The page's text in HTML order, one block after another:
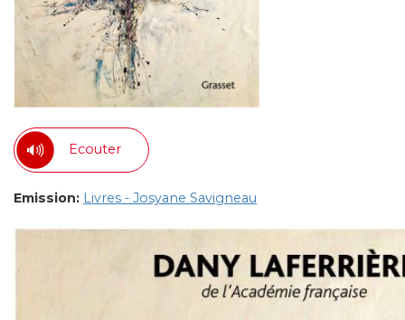
Ecouter
Emission: Livres - Josyane Savigneau